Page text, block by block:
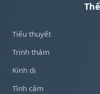
Tiểu thuyết
Trinh thám
Kinh dị
Tình cảm